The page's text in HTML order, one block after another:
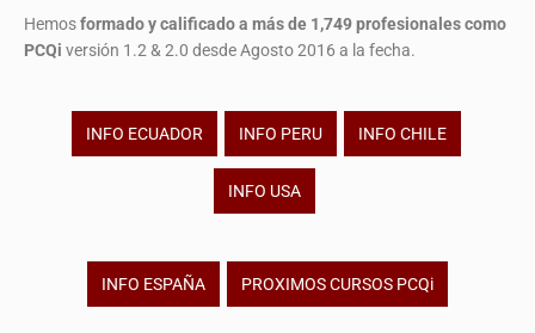
Hemosformado y calificado a más de 1,749 profesionalescomo
PCQi versión 1.2 & 2.0 desde Agosto 2016 a la fecha.
INFO ECUADOR INFO PERU INFO CHILE
INFO USA
INFO ESPAÑA PROXIMOS CURSOS PCQi